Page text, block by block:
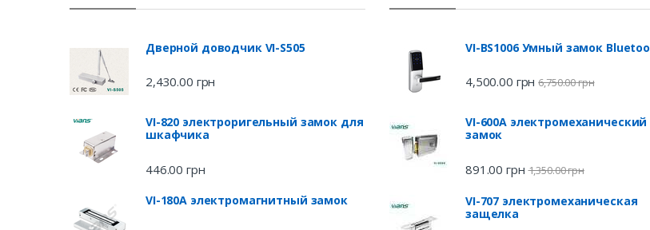
Дверной доводчик VI-S505
2,430.00 грн
VI-820 электроригельный замок для
шкафчика
446.00 грн
VI-180A электромагнитный замок
VI-BS1006 Умный замок
4,500.00 грн 6,750.00грн
VI-600A электромеханический
замок
891.00 грн 1,350.00грн
VI-707 электромеханическая
защелка